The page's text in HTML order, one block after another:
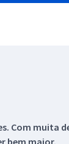
Com muita